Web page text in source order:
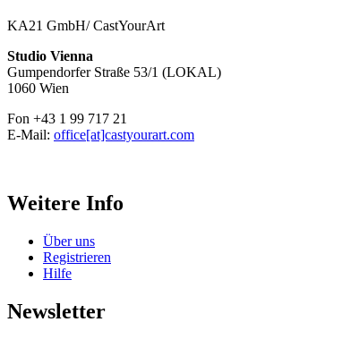
KA21 GmbH/ CastYourArt
Studio Vienna
Gumpendorfer Straße 53/1 (LOKAL)
1060 Wien
Fon +43 1 99 717 21
E-Mail: office[at]castyourart.com
Weitere Info
Über uns
Registrieren
Hilfe
Newsletter